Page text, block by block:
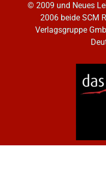
© 2009 und Neues
2006 beide SCM
Verlagsgruppe